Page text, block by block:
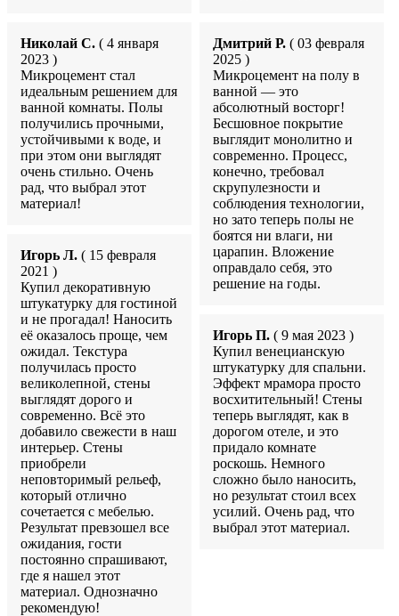
Николай С. ( 4 января
2023 )
Микроцемент стал
идеальным решением для
ванной комнаты. Полы
получились прочными,
устойчивыми к воде, и
при этом они выглядят
очень стильно. Очень
рад, что выбрал этот
материал!
Игорь Л. ( 15 февраля
2021 )
Купил декоративную
штукатурку для гостиной
и не прогадал! Наносить
её оказалось проще, чем
ожидал. Текстура
получилась просто
великолепной, стены
выглядят дорого и
современно. Всё это
добавило свежести в наш
интерьер. Стены
приобрели
неповторимый рельеф,
который отлично
сочетается с мебелью.
Результат превзошел все
ожидания, гости
постоянно спрашивают,
где я нашел этот
материал. Однозначно
рекомендую!
Дмитрий Р. ( 03 февраля
2025 )
Микроцемент на полу в
ванной — это
абсолютный восторг!
Бесшовное покрытие
выглядит монолитно и
современно. Процесс,
конечно, требовал
скрупулезности и
соблюдения технологии,
но зато теперь полы не
боятся ни влаги, ни
царапин. Вложение
оправдало себя, это
решение на годы.
Игорь П. ( 9 мая 2023 )
Купил венецианскую
штукатурку для спальни.
Эффект мрамора просто
восхитительный! Стены
теперь выглядят, как в
дорогом отеле, и это
придало комнате
роскошь. Немного
сложно было наносить,
но результат стоил всех
усилий. Очень рад, что
выбрал этот материал.